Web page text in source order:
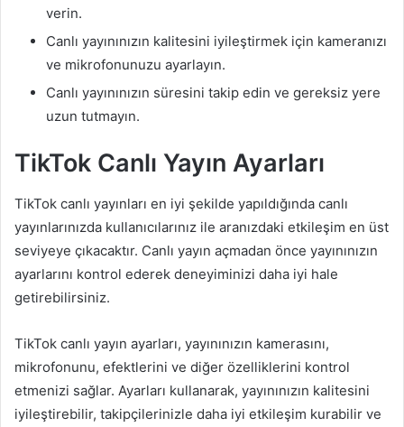
verin.
Canlı yayınınızın kalitesini iyileştirmek için kameranızı
ve mikrofonunuzu ayarlayın.
Canlı yayınınızın süresini takip edin ve gereksiz yere
uzun tutmayın.
TikTok Canlı Yayın Ayarları
TikTok canlı yayınları en iyi şekilde yapıldığında canlı
yayınlarınızda kullanıcılarınız ile aranızdaki etkileşim en üst
seviyeye çıkacaktır. Canlı yayın açmadan önce yayınınızın
ayarlarını kontrol ederek deneyiminizi daha iyi hale
getirebilirsiniz.
TikTok canlı yayın ayarları, yayınınızın kamerasını,
mikrofonunu, efektlerini ve diğer özelliklerini kontrol
etmenizi sağlar. Ayarları kullanarak, yayınınızın kalitesini
iyileştirebilir, takipçilerinizle daha iyi etkileşim kurabilir ve